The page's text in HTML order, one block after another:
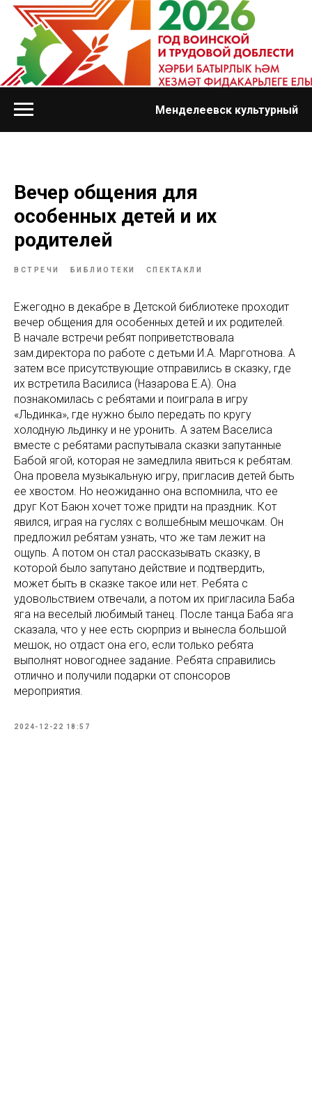
Менделеевск культурный
Вечер общения для
особенных детей и их
родителей
ВСТРЕЧИ БИБЛИОТЕКИ СПЕКТАКЛИ
Ежегодно в декабре в Детской библиотеке проходит
вечер общения для особенных детей и их родителей.
В начале встречи ребят поприветствовала
зам.директора по работе с детьми И.А. Марготнова. А
затем все присутствующие отправились в сказку, где
их встретила Василиса (Назарова Е.А). Она
познакомилась с ребятами и поиграла в игру
«Льдинка», где нужно было передать по кругу
холодную льдинку и не уронить. А затем Васелиса
вместе с ребятами распутывала сказки запутанные
Бабой ягой, которая не замедлила явиться к ребятам.
Она провела музыкальную игру, пригласив детей быть
ее хвостом. Но неожиданно она вспомнила, что ее
друг Кот Баюн хочет тоже придти на праздник. Кот
явился, играя на гуслях с волшебным мешочкам. Он
предложил ребятам узнать, что же там лежит на
ощупь. А потом он стал рассказывать сказку, в
которой было запутано действие и подтвердить,
может быть в сказке такое или нет. Ребята с
удовольствием отвечали, а потом их пригласила Баба
яга на веселый любимый танец. После танца Баба яга
сказала, что у нее есть сюрприз и вынесла большой
мешок, но отдаст она его, если только ребята
выполнят новогоднее задание. Ребята справились
отлично и получили подарки от спонсоров
мероприятия.
2024-12-22 18:57